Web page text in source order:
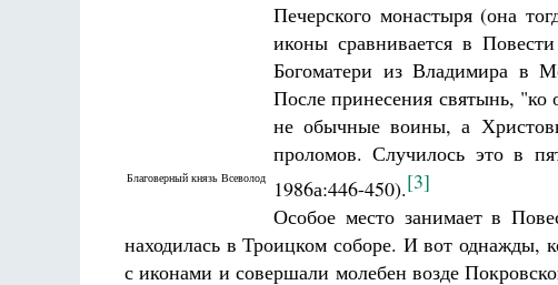
Благоверный князь Всеволод
Печерского монастыря (она
иконы сравнивается в
Богоматери из Владимира в
После принесения святынь, "ко
не обычные воины, а
проломов. Случилось это в
1986а:446-450).[3]
Особое место занимает в
находилась в Троицком соборе. И вот однажды,
с иконами и совершали молебен возде